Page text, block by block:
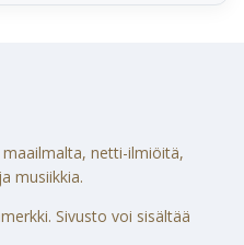
netti-ilmiöitä,
musiikkia.
Sivusto voi sisältää